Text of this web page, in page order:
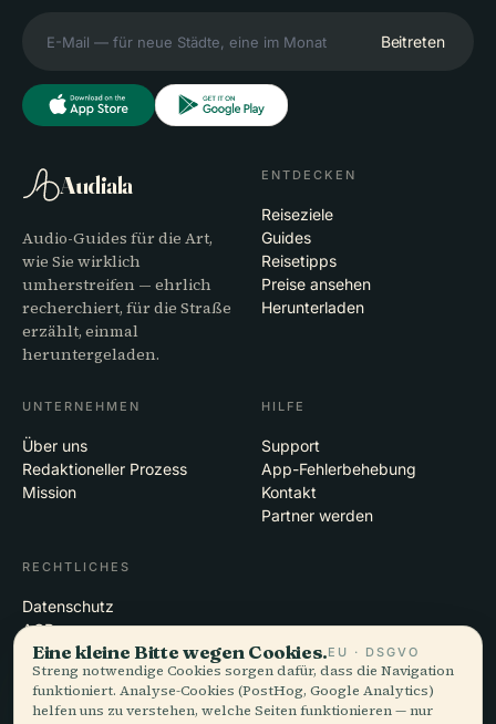
Beitreten
Audiala
Audio-Guides für die Art,
wie Sie wirklich
umherstreifen — ehrlich
recherchiert, für die Straße
erzählt, einmal
heruntergeladen.
ENTDECKEN
Reiseziele
Guides
Reisetipps
Preise ansehen
Herunterladen
UNTERNEHMEN
Über uns
Redaktioneller Prozess
Mission
HILFE
Support
App-Fehlerbehebung
Kontakt
Partner werden
RECHTLICHES
Datenschutz
AGB
Cookie-Einstellungen
Konto löschen
Eine kleine Bitte wegen Cookies.EU · DSGVO
Streng notwendige Cookies sorgen dafür, dass die Navigation
funktioniert. Analyse-Cookies (PostHog, Google Analytics)
helfen uns zu verstehen, welche Seiten funktionieren — nur